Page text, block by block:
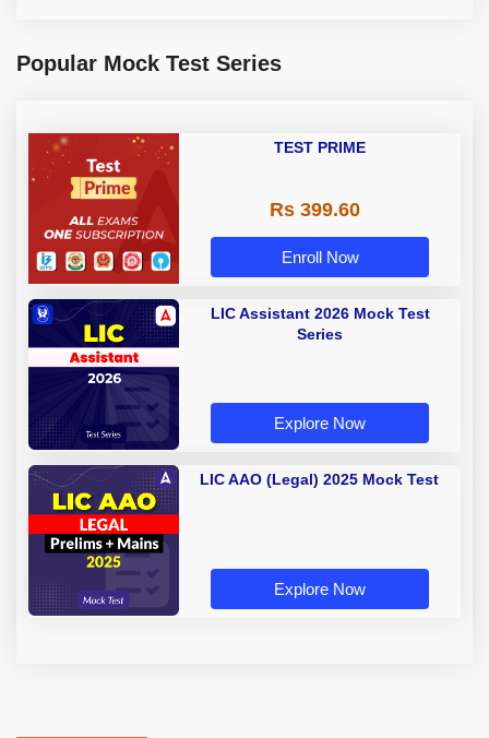
Popular Mock Test Series
TEST PRIME
Rs 399.60
Enroll Now
LIC Assistant 2026 Mock Test
Series
Explore Now
LIC AAO (Legal) 2025 Mock Test
Explore Now